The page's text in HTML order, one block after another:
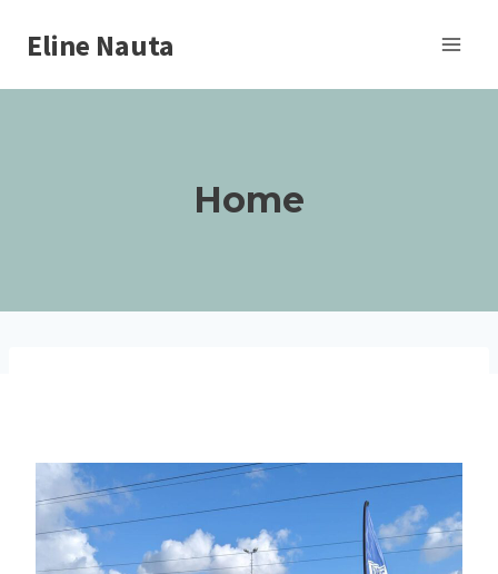
naarEline Nauta
Home